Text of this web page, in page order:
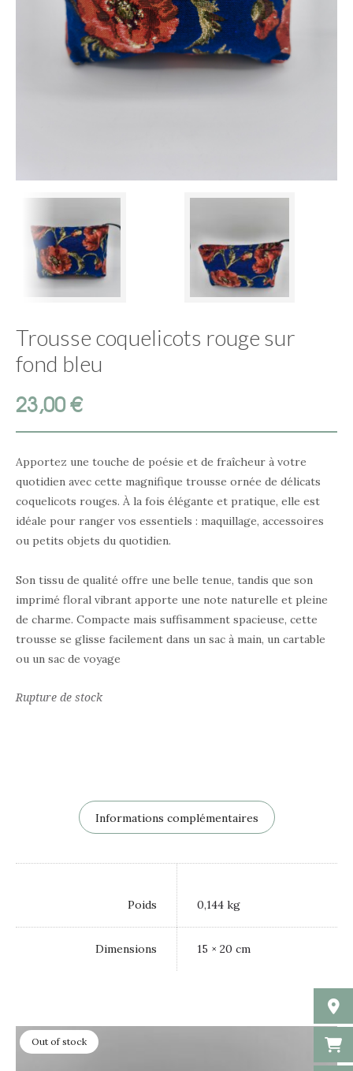
Trousse coquelicots rouge sur
fond bleu
23,00€
Apportez une touche de poésie et de fraîcheur à votre
quotidien avec cette magnifique trousse ornée de délicats
coquelicots rouges. À la fois élégante et pratique, elle est
idéale pour ranger vos essentiels : maquillage, accessoires
ou petits objets du quotidien.
Son tissu de qualité offre une belle tenue, tandis que son
imprimé floral vibrant apporte une note naturelle et pleine
de charme. Compacte mais suffisamment spacieuse, cette
trousse se glisse facilement dans un sac à main, un cartable
ou un sac de voyage
Rupture de stock
Informations complémentaires
Poids 0,144 kg
Dimensions 15 × 20 cm
Out of stock